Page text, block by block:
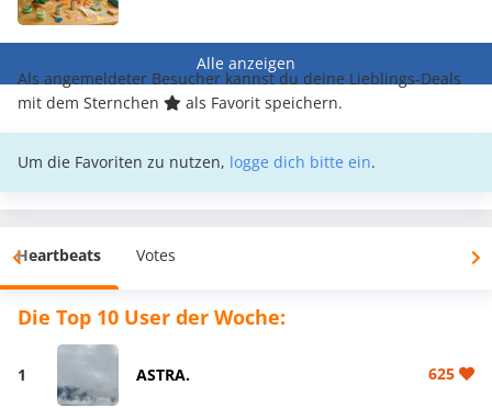
Alle anzeigen
Als angemeldeter Besucher kannst du deine Lieblings-Deals
mit dem Sternchen
als Favorit speichern.
Um die Favoriten zu nutzen, logge dich bitte ein.
Heartbeats Votes
Die Top 10 User der Woche:
1 ASTRA. 625